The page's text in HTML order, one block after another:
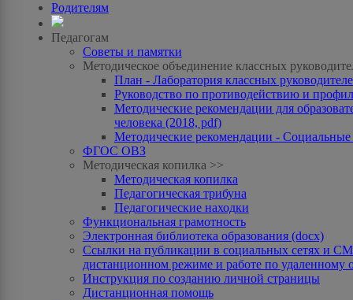
Родителям
Педагогам
Советы и памятки
Методическое объединение классных
План - Лаборатория классных
Руководство по противодействию и
Методические рекомендации для
человека (2018, pdf)
Методические рекомендации -
ФГОС ОВЗ
Методическая копилка >>
Методическая копилка
Педагогическая трибуна
Педагогические находки
Функциональная грамотность
Электронная библиотека образования (docx)
Ссылки на публикации в социальных сетях и
дистанционном режиме и работе по удаленному
Инструкция по созданию личной страницы
Дистанционная помощь